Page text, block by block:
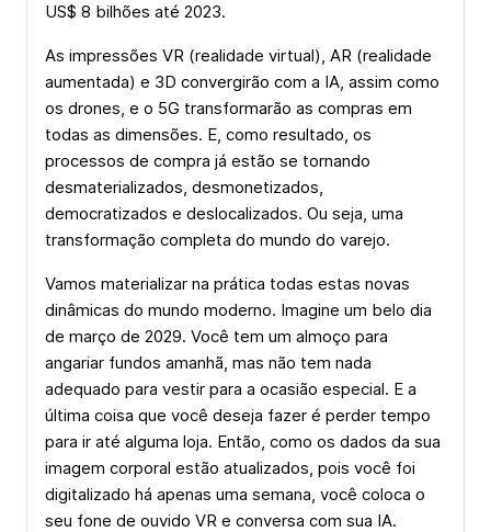
US$ 8 bilhões até 2023.
As impressões VR (realidade virtual), AR (realidade
aumentada) e 3D convergirão com a IA, assim como
os drones, e o 5G transformarão as compras em
todas as dimensões. E, como resultado, os
processos de compra já estão se tornando
desmaterializados, desmonetizados,
democratizados e deslocalizados. Ou seja, uma
transformação completa do mundo do varejo.
Vamos materializar na prática todas estas novas
dinâmicas do mundo moderno. Imagine um belo dia
de março de 2029. Você tem um almoço para
angariar fundos amanhã, mas não tem nada
adequado para vestir para a ocasião especial. E a
última coisa que você deseja fazer é perder tempo
para ir até alguma loja. Então, como os dados da sua
imagem corporal estão atualizados, pois você foi
digitalizado há apenas uma semana, você coloca o
seu fone de ouvido VR e conversa com sua IA.